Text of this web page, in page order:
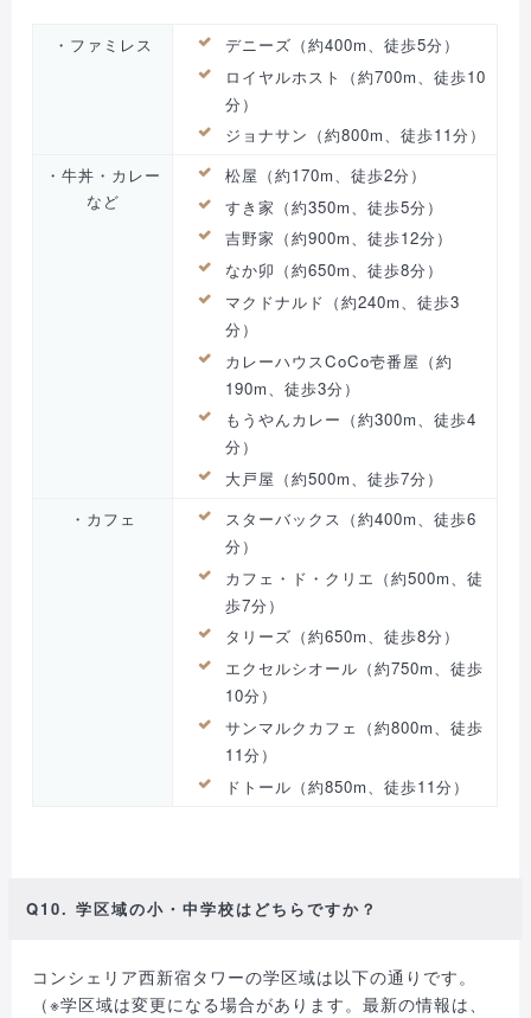
・ファミレス
デニーズ（約400m、徒歩5分）
ロイヤルホスト（約700m、徒歩10
分）
ジョナサン（約800m、徒歩11分）
・牛丼・カレー
など
松屋（約170m、徒歩2分）
すき家（約350m、徒歩5分）
吉野家（約900m、徒歩12分）
なか卯（約650m、徒歩8分）
マクドナルド（約240m、徒歩3
分）
カレーハウスCoCo壱番屋（約
190m、徒歩3分）
もうやんカレー（約300m、徒歩4
分）
大戸屋（約500m、徒歩7分）
・カフェ
スターバックス（約400m、徒歩6
分）
カフェ・ド・クリエ（約500m、徒
歩7分）
タリーズ（約650m、徒歩8分）
エクセルシオール（約750m、徒歩
10分）
サンマルクカフェ（約800m、徒歩
11分）
ドトール（約850m、徒歩11分）
Q10. 学区域の小・中学校はどちらですか？
コンシェリア西新宿タワーの学区域は以下の通りです。
（※学区域は変更になる場合があります。最新の情報は、